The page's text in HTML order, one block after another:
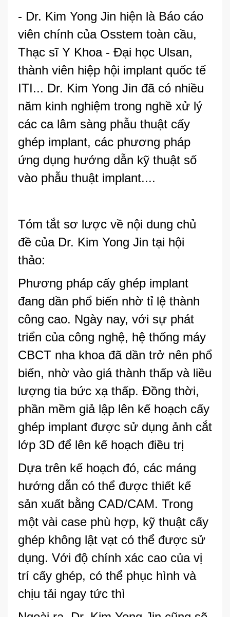
- Dr. Kim Yong Jin hiện là Báo cáo
viên chính của Osstem toàn cầu,
Thạc sĩ Y Khoa - Đại học Ulsan,
thành viên hiệp hội implant quốc tế
ITI... Dr. Kim Yong Jin đã có nhiều
năm kinh nghiệm trong nghề xử lý
các ca lâm sàng phẫu thuật cấy
ghép implant, các phương pháp
ứng dụng hướng dẫn kỹ thuật số
vào phẫu thuật implant....
Tóm tắt sơ lược về nội dung chủ
đề của Dr. Kim Yong Jin tại hội
thảo:
Phương pháp cấy ghép implant
đang dần phổ biến nhờ tỉ lệ thành
công cao. Ngày nay, với sự phát
triển của công nghệ, hệ thống máy
CBCT nha khoa đã dần trở nên phổ
biến, nhờ vào giá thành thấp và liều
lượng tia bức xạ thấp. Đồng thời,
phần mềm giả lập lên kế hoạch cấy
ghép implant được sử dụng ảnh cắt
lớp 3D để lên kế hoạch điều trị
Dựa trên kế hoạch đó, các máng
hướng dẫn có thể được thiết kế
sản xuất bằng CAD/CAM. Trong
một vài case phù hợp, kỹ thuật cấy
ghép không lật vạt có thể được sử
dụng. Với độ chính xác cao của vị
trí cấy ghép, có thể phục hình và
chịu tải ngay tức thì